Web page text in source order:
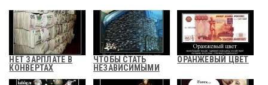
НЕТ ЗАРПЛАТЕ В
КОНВЕРТАХ
ЧТОБЫ СТАТЬ
НЕЗАВИСИМЫМИ
ОРАНЖЕВЫЙ ЦВЕТ